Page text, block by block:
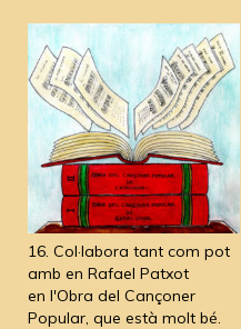
16. Col·labora tant com pot
amb en Rafael Patxot
en l'Obra del Cançoner
Popular, que està molt bé.